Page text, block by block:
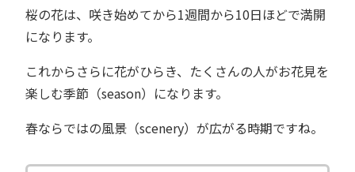
桜の花は、咲き始めてから1週間から10日ほどで満開
になります。
これからさらに花がひらき、たくさんの人がお花見を
楽しむ季節（season）になります。
春ならではの風景（scenery）が広がる時期ですね。